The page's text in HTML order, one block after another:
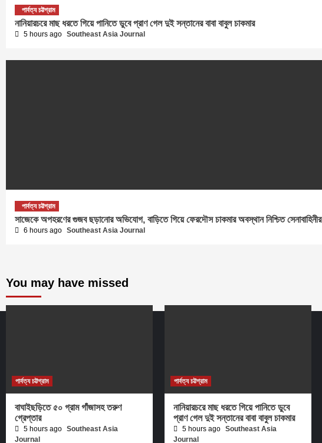
পার্বত্য চট্টগ্রাম
নানিয়ারচরে মাছ ধরতে গিয়ে পানিতে ডুবে প্রাণ গেল দুই সন্তানের বাবা বাবুল চাকমার
5 hours ago Southeast Asia Journal
পার্বত্য চট্টগ্রাম
সাজেকে অপহরণের গুজব ছড়ানোর অভিযোগ, বাড়িতে গিয়ে ফেরদৌস চাকমার অবস্থান নিশ্চিত সেনাবাহিনীর
6 hours ago Southeast Asia Journal
You may have missed
পার্বত্য চট্টগ্রাম
বাঘাইছড়িতে ৫০ গ্রাম গাঁজাসহ তরুণ
গ্রেপ্তার
5 hours ago Southeast Asia
Journal
পার্বত্য চট্টগ্রাম
নানিয়ারচরে মাছ ধরতে গিয়ে পানিতে ডুবে
প্রাণ গেল দুই সন্তানের বাবা বাবুল চাকমার
5 hours ago Southeast Asia
Journal